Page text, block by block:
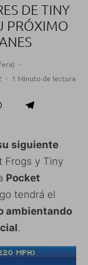
DE TINY
PRÓXIMO
·
· 1 Minuto de lectura
siguiente
Frogs y Tiny
Pocket
tendrá el
ambientando
.